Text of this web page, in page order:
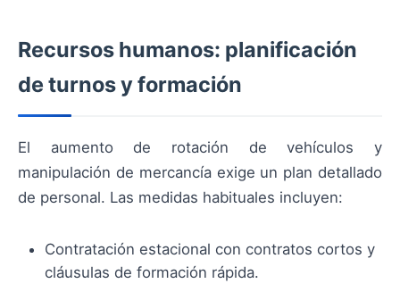
Recursos humanos: planificación
de turnos y formación
El aumento de rotación de vehículos y
manipulación de mercancía exige un plan detallado
de personal. Las medidas habituales incluyen:
Contratación estacional con contratos cortos y
cláusulas de formación rápida.